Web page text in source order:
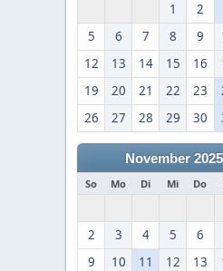
1 2
5
6 7 8 9
12
13 14 15 16
19
20 21 22 23
26
27 28 29 30
November 2025
So Mo Di Mi Do
2
3 4 5 6
9
10 11 12 13